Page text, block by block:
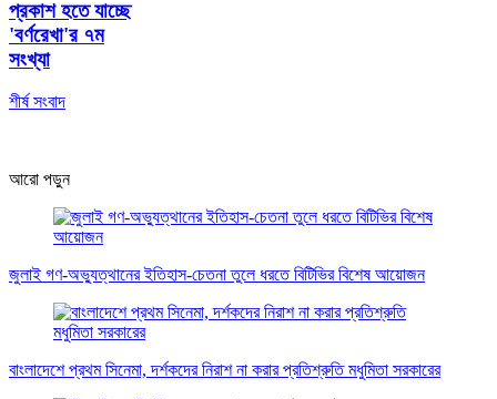
প্রকাশ হতে যাচ্ছে
'বর্ণরেখা'র ৭ম
সংখ্যা
শীর্ষ সংবাদ
আরো পড়ুন
জুলাই গণ-অভ্যুত্থানের ইতিহাস-চেতনা তুলে ধরতে বিটিভির বিশেষ আয়োজন
বাংলাদেশে প্রথম সিনেমা, দর্শকদের নিরাশ না করার প্রতিশ্রুতি মধুমিতা সরকারের